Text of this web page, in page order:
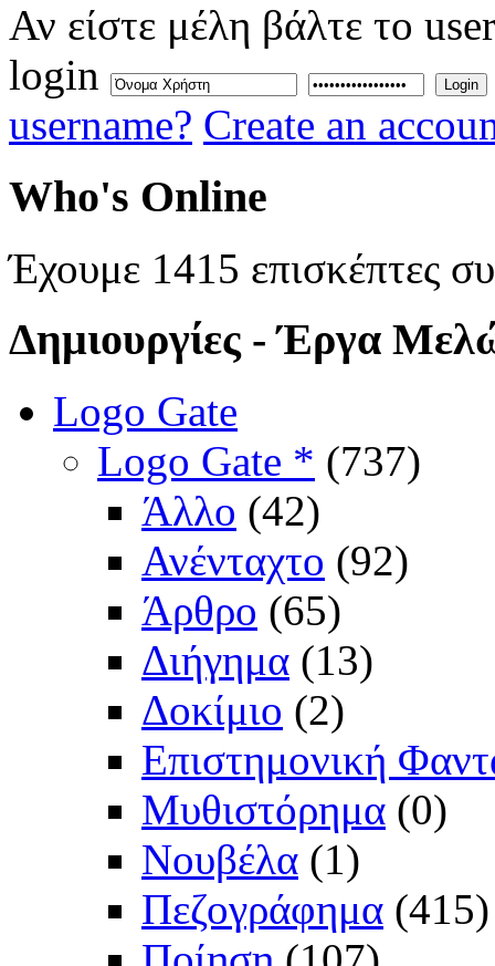
Αν είστε μέλη βάλτε το
login
Login
username? Create an
Who's Online
Έχουμε 1415 επισκέπτες
Δημιουργίες - Έργα
Logo Gate
Logo Gate * (737)
Άλλο (42)
Ανένταχτο (92)
Άρθρο (65)
Διήγημα (13)
Δοκίμιο (2)
Επιστημονική
Μυθιστόρημα (0)
Νουβέλα (1)
Πεζογράφημα (415)